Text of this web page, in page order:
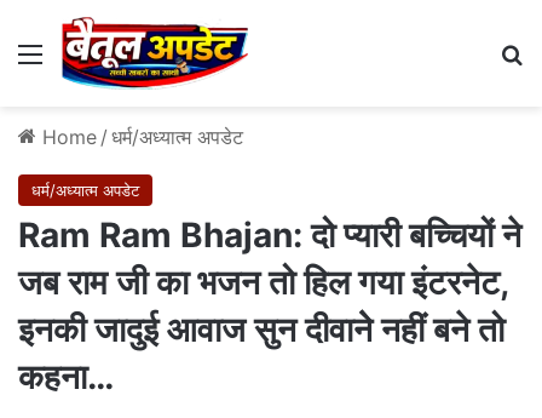
Menu
Home / धर्म/अध्यात्म अपडेट
धर्म/अध्यात्म अपडेट
Ram Ram Bhajan: दो प्‍यारी बच्चियों ने
जब राम जी का भजन तो हिल गया इंटरनेट,
इनकी जादुई आवाज सुन दीवानेे नहीं बने तो
कहना…